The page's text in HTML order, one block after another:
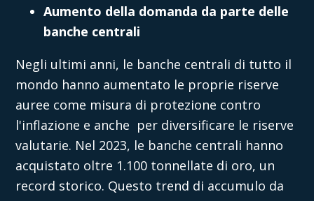
Aumento della domanda da parte delle
banche centrali
Negli ultimi anni, le banche centrali di tutto il
mondo hanno aumentato le proprie riserve
auree come misura di protezione contro
l'inflazione e anche per diversificare le riserve
valutarie. Nel 2023, le banche centrali hanno
acquistato oltre 1.100 tonnellate di oro, un
record storico. Questo trend di accumulo da